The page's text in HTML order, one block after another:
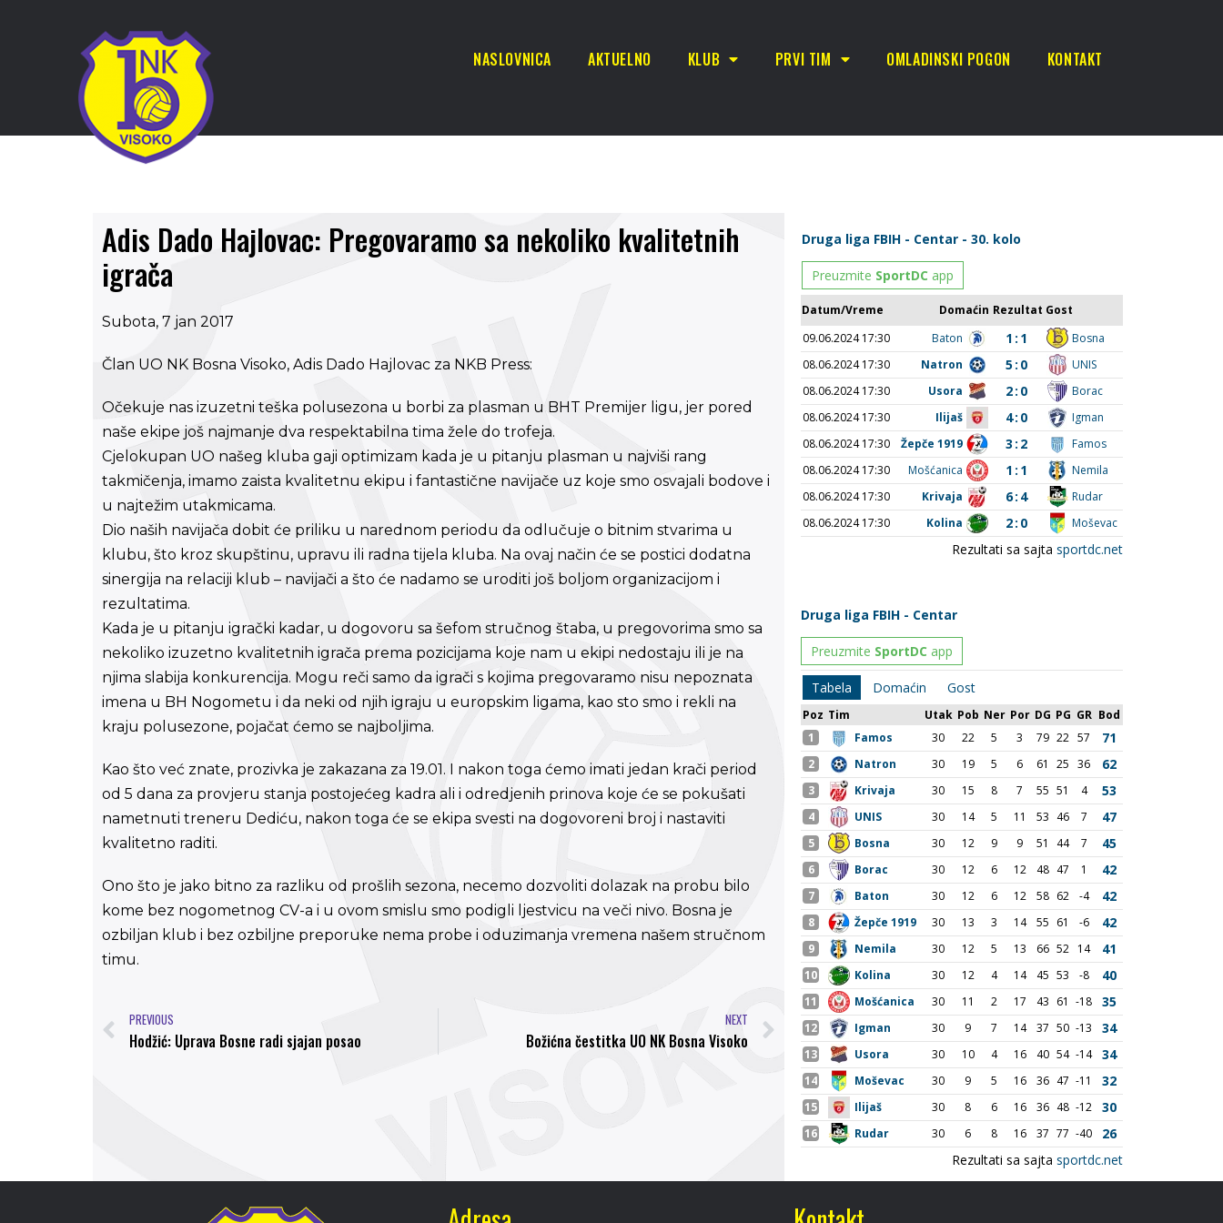
NASLOVNICA AKTUELNO KLUB PRVI TIM OMLADINSKI POGON KONTAKT
Adis Dado Hajlovac: Pregovaramo sa nekoliko kvalitetnih
igrača
Subota, 7 jan 2017
Član UO NK Bosna Visoko, Adis Dado Hajlovac za NKB Press:
Očekuje nas izuzetni teška polusezona u borbi za plasman u BHT Premijer ligu, jer pored
naše ekipe još najmanje dva respektabilna tima žele do trofeja.
Cjelokupan UO našeg kluba gaji optimizam kada je u pitanju plasman u najviši rang
takmičenja, imamo zaista kvalitetnu ekipu i fantastične navijače uz koje smo osvajali bodove i
u najtežim utakmicama.
Dio naših navijača dobit će priliku u narednom periodu da odlučuje o bitnim stvarima u
klubu, što kroz skupštinu, upravu ili radna tijela kluba. Na ovaj način će se postici dodatna
sinergija na relaciji klub – navijači a što će nadamo se uroditi još boljom organizacijom i
rezultatima.
Kada je u pitanju igrački kadar, u dogovoru sa šefom stručnog štaba, u pregovorima smo sa
nekoliko izuzetno kvalitetnih igrača prema pozicijama koje nam u ekipi nedostaju ili je na
njima slabija konkurencija. Mogu reči samo da igrači s kojima pregovaramo nisu nepoznata
imena u BH Nogometu i da neki od njih igraju u europskim ligama, kao sto smo i rekli na
kraju polusezone, pojačat ćemo se najboljima.
Kao što već znate, prozivka je zakazana za 19.01. I nakon toga ćemo imati jedan krači period
od 5 dana za provjeru stanja postojećeg kadra ali i odredjenih prinova koje će se pokušati
nametnuti treneru Dediću, nakon toga će se ekipa svesti na dogovoreni broj i nastaviti
kvalitetno raditi.
Ono što je jako bitno za razliku od prošlih sezona, necemo dozvoliti dolazak na probu bilo
kome bez nogometnog CV-a i u ovom smislu smo podigli ljestvicu na veči nivo. Bosna je
ozbiljan klub i bez ozbiljne preporuke nema probe i oduzimanja vremena našem stručnom
timu.
PREVIOUS
Hodžić: Uprava Bosne radi sjajan posao
NEXT
Božićna čestitka UO NK Bosna Visoko